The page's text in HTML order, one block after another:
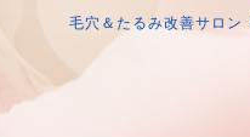
毛穴＆たるみ改善サロン